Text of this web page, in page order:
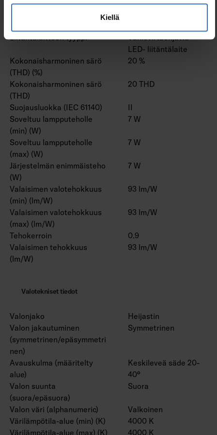
Kiellä
(mA)
Liitäntälaitteen tyyppi
Vakiovirtaohjattu
LED- liitäntälaite
Kokonaisharmoninen särö
(THD) (%)
20 %
Kokonaisharmoninen särö
(THD)
20 THD
Suojausluokka (IEC 61140)
II
Soveltuu lampputeholle
(min) (W)
7 W
Soveltuu lampputeholle
(max) (W)
7 W
Järjestelmän enimmäisteho
(W)
7 W
Valaisimen valotehokkuus
(min) (lm/W)
93 lm/W
Valaisimen valotehokkuus
(max) (lm/W)
93 lm/W
Tehokerroin
0.9
Valaisimen tehokkuus
(lm/W)
93 lm/W
Valotekniset tiedot
Valonjako
Heijastin
Valon jakautuminen
(symmetrinen/epäsymmetri
nen)
Symmetrinen
Avauskulma (määritelty
alue)
Keskileveä säde 20-
40°
Valon suunta
(suora/epäsuora)
Suora
Valon väri (alphanumeric)
Valkoinen
Värilämpötila-alue (min) (K)
4000 K
Värilämpötila-alue (max) (K)
4000 K